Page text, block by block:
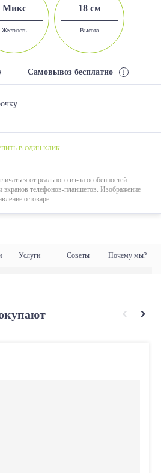
Услуги Советы Почему мы?
Микс
Жесткость
18 см
Высота
Самовывоз бесплатно
В ОДИН КЛИК
от реального из-за особенностей
экранов телефонов-планшетов. Изображение
о товаре.